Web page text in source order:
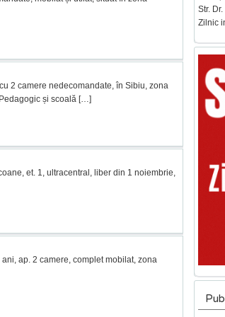
2 camere nedecomandate, în Sibiu, zona
și scoală […]
et. 1, ultracentral, liber din 1 noiembrie,
ap. 2 camere, complet mobilat, zona
Str.
Zilnic